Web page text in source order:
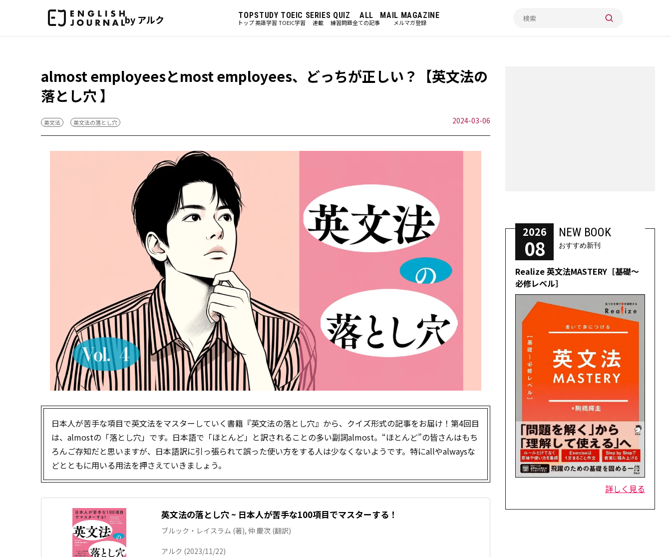
by アルク TOP
トップ
STUDY
英語学習
TOEIC
TOEIC学習
SERIES
連載
QUIZ
練習問題
ALL
全ての記事
MAIL MAGAZINE
メルマガ登録
almost employeesとmost employees、どっちが正しい？【英文法の
落とし穴 】
英文法 英文法の落とし穴 2024-03-06
日本人が苦手な項目で英文法をマスターしていく書籍『英文法の落とし穴』から、クイズ形式の記事をお届け！第4回目
は、almostの「落とし穴」です。日本語で「ほとんど」と訳されることの多い副詞almost。“ほとんど”の皆さんはもち
ろんご存知だと思いますが、日本語訳に引っ張られて誤った使い方をする人は少なくないようです。特にallやalwaysな
どとともに用いる用法を押さえていきましょう。
英文法の落とし穴 ~ 日本人が苦手な100項目でマスターする！
ブルック・レイスラム (著), 仲 慶次 (翻訳)
アルク (2023/11/22)
2026
08
NEW BOOK
おすすめ新刊
Realize 英文法MASTERY［基礎～
必修レベル］
詳しく見る